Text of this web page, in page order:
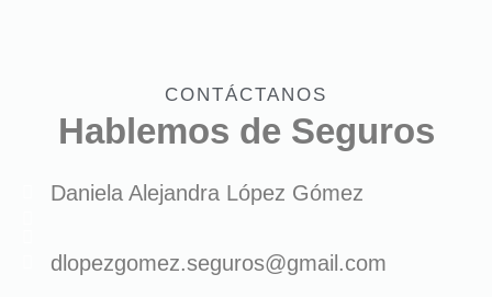
CONTÁCTANOS
Hablemos de Seguros
Daniela Alejandra López Gómez
dlopezgomez.seguros@gmail.com